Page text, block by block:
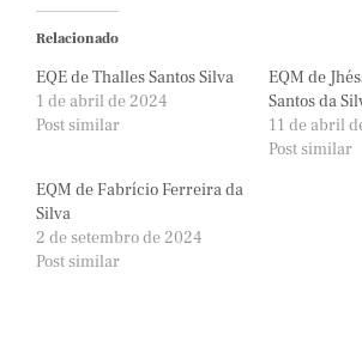
Relacionado
EQE de Thalles Santos Silva
1 de abril de 2024
Post similar
EQM de
Santos da
11 de abril
Post similar
EQM de Fabrício Ferreira da
Silva
2 de setembro de 2024
Post similar